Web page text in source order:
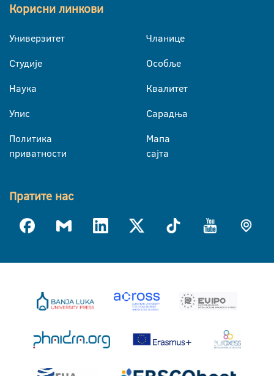
Корисни линкови
Универзитет
Студије
Наука
Упис
Политика
приватности
Чланице
Особље
Квалитет
Сарадња
Мапа
сајта
Пратите нас